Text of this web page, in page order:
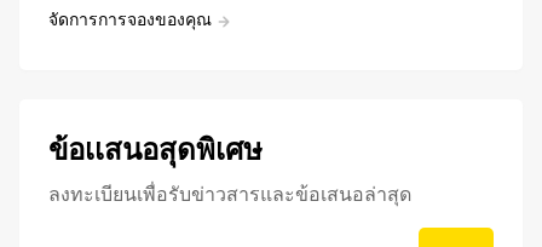
จัดการการจองของคุณ
ข้อเเสนอสุดพิเศษ
ลงทะเบียนเพื่อรับข่าวสารและข้อเสนอล่าสุด